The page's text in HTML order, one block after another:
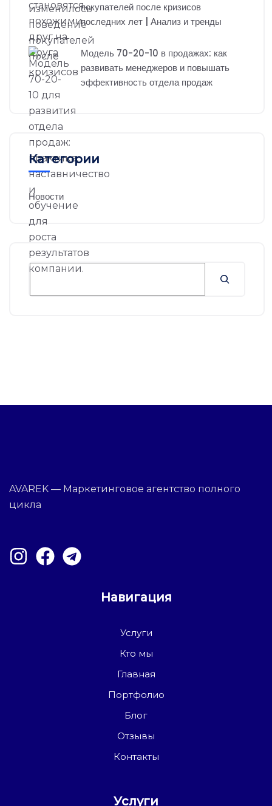
покупателей после кризисов
последних лет | Анализ и тренды
Модель 70-20-10 в продажах: как
развивать менеджеров и повышать
эффективность отдела продаж
Категории
Новости
AVAREK — Маркетинговое агентство полного
цикла
Навигация
Услуги
Кто мы
Главная
Портфолио
Блог
Отзывы
Контакты
Услуги